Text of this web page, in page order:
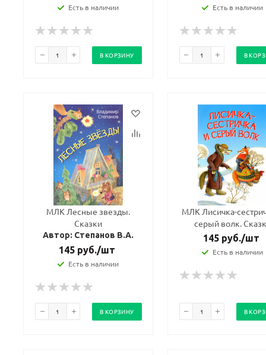
Есть в наличии
В КОРЗИНУ
Есть в наличии
В
МЛК Лесные звезды.
Сказки
Автор: Степанов В.А.
145 руб./шт
Есть в наличии
В КОРЗИНУ
МЛК Лисичка-
серый волк.
145руб./шт
Есть в наличии
В